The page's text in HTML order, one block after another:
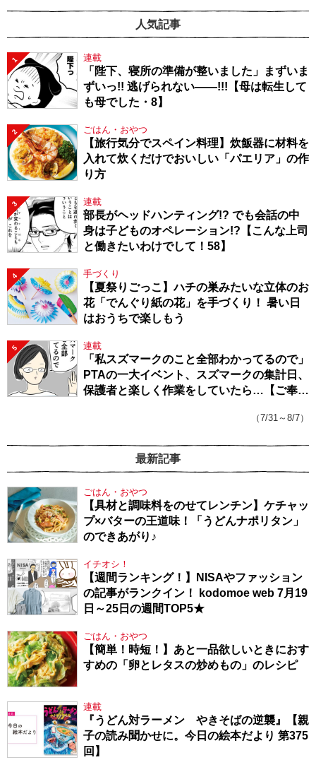
人気記事
1 連載
「陛下、寝所の準備が整いました」まずいま
ずいっ!! 逃げられない――!!!【母は転生して
も母でした・8】
2 ごはん・おやつ
【旅行気分でスペイン料理】炊飯器に材料を
入れて炊くだけでおいしい「パエリア」の作
り方
3 連載
部長がヘッドハンティング!? でも会話の中
身は子どものオペレーション!?【こんな上司
と働きたいわけでして！58】
4 手づくり
【夏祭りごっこ】ハチの巣みたいな立体のお
花「でんぐり紙の花」を手づくり！ 暑い日
はおうちで楽しもう
5 連載
「私スズマークのこと全部わかってるので」
PTAの一大イベント、スズマークの集計日、
保護者と楽しく作業をしていたら…【ご奉仕
（7/31～8/7）
最新記事
ごはん・おやつ
【具材と調味料をのせてレンチン】ケチャッ
プ×バターの王道味！「うどんナポリタン」
のできあがり♪
イチオシ！
【週間ランキング！】NISAやファッション
の記事がランクイン！ kodomoe web 7月19
日～25日の週間TOP5★
ごはん・おやつ
【簡単！時短！】あと一品欲しいときにおす
すめの「卵とレタスの炒めもの」のレシピ
連載
『うどん対ラーメン やきそばの逆襲』【親
子の読み聞かせに。今日の絵本だより 第375
回】